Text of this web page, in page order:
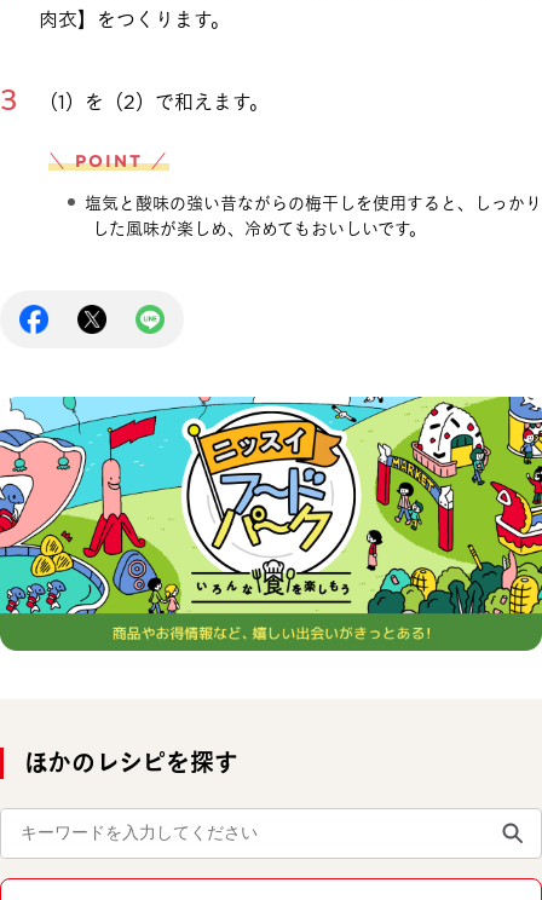
肉衣】をつくります。
（1）を（2）で和えます。
＼ POINT ／
塩気と酸味の強い昔ながらの梅干しを使用すると、しっかり
した風味が楽しめ、冷めてもおいしいです。
ほかのレシピを探す